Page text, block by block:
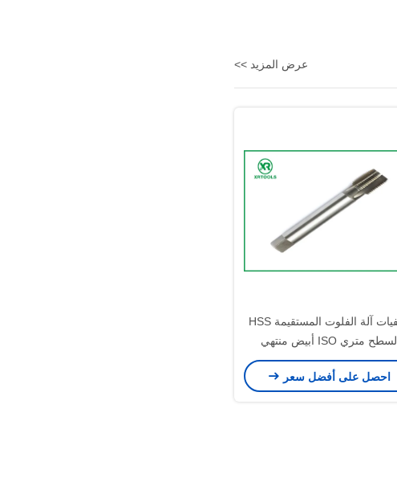
عرض المزيد >>
حنفيات آلة الفلوت المستقيمة HSS
لسطح متري ISO أبيض منتهي
احصل على أفضل سعر